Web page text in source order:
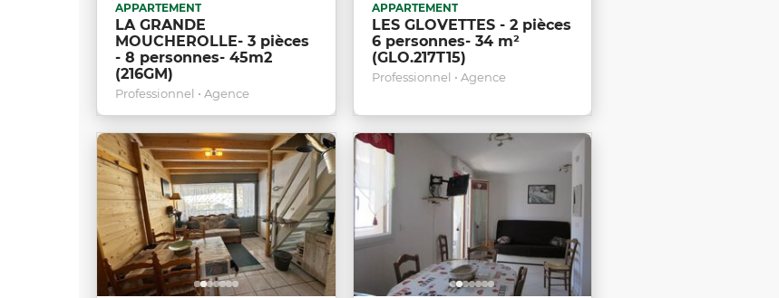
APPARTEMENT
LA GRANDE
MOUCHEROLLE- 3 pièces
- 8 personnes- 45m2
(216GM)
Professionnel • Agence
APPARTEMENT
LES GLOVETTES - 2 pièces
6 personnes- 34 m²
(GLO.217T15)
Professionnel • Agence